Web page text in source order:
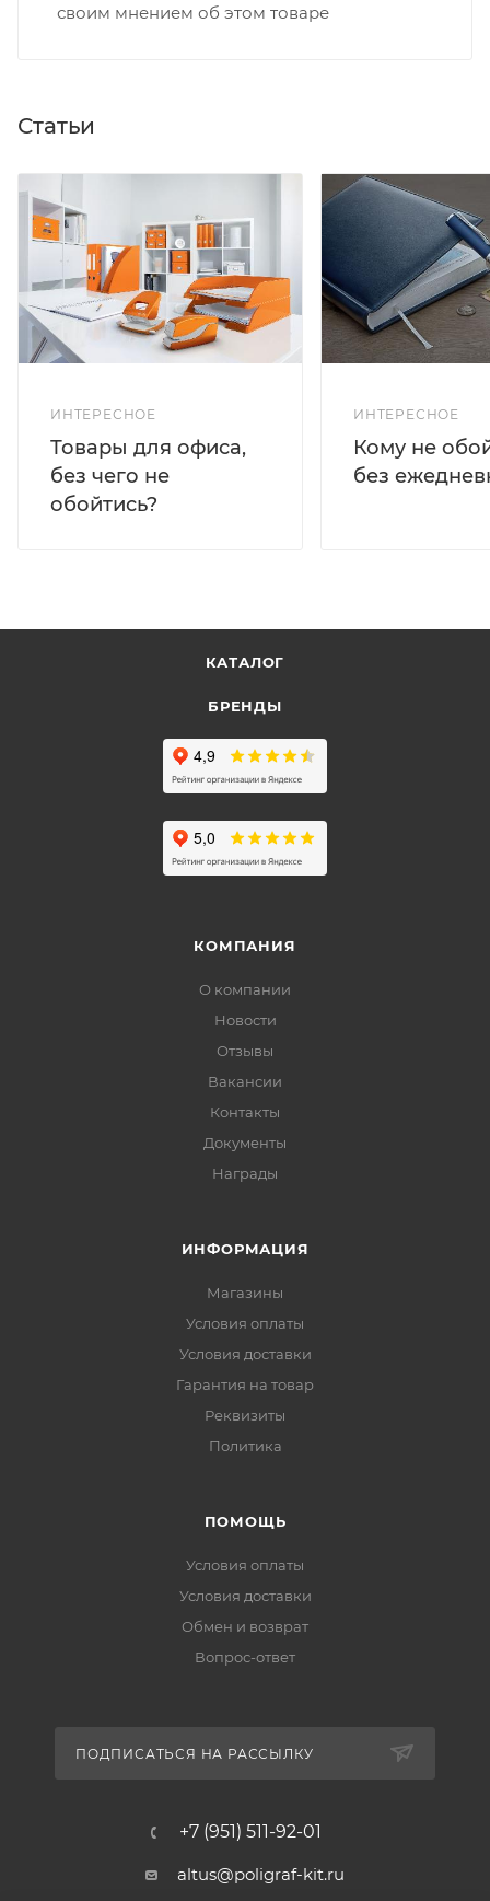
своим мнением об этом товаре
Статьи
ИНТЕРЕСНОЕ
Товары для офиса,
без чего не
обойтись?
ИНТЕРЕСНОЕ
Кому не
без
КАТАЛОГ
БРЕНДЫ
КОМПАНИЯ
О компании
Новости
Отзывы
Вакансии
Контакты
Документы
Награды
ИНФОРМАЦИЯ
Магазины
Условия оплаты
Условия доставки
Гарантия на товар
Реквизиты
Политика
ПОМОЩЬ
Условия оплаты
Условия доставки
Обмен и возврат
Вопрос-ответ
ПОДПИСАТЬСЯ НА РАССЫЛКУ
+7 (951) 511-92-01
altus@poligraf-kit.ru